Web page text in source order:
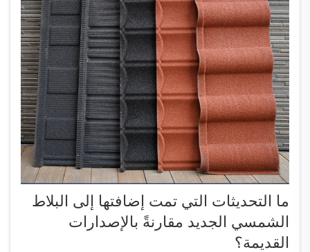
ما التحديثات التي تمت إضافتها إلى البلاط
الشمسي الجديد مقارنةً بالإصدارات
القديمة؟